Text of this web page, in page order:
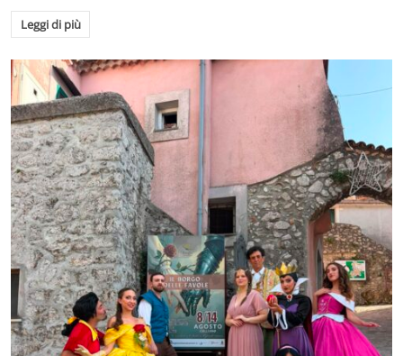
Leggi di più